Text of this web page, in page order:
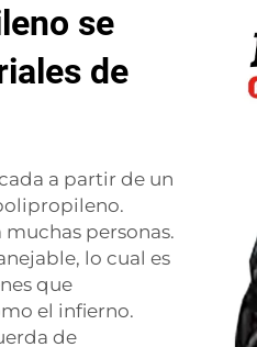
se
de
a partir de un
personas.
lo cual es
que
el infierno.
de